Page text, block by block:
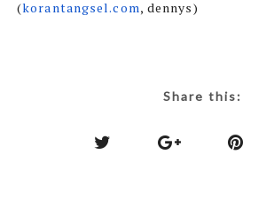
(korantangsel.com, dennys)
Share this: